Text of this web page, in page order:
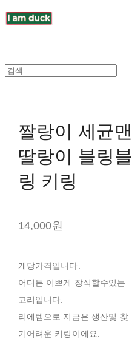
짤랑이 세균맨
딸랑이 블링블
링 키링
14,000원
개당가격입니다.
어디든 이쁘게 장식할수있는
고리입니다.
리에템으로 지금은 생산및 찾
기어려운 키링이에요.